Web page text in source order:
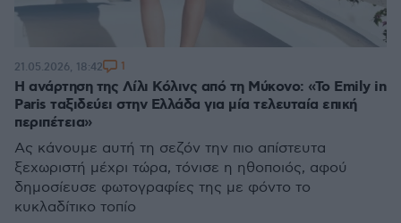
Η ανάρτηση της Λίλι Κόλινς από τη Μύκονο: «Το Emily in
Paris ταξιδεύει στην Ελλάδα για μία τελευταία επική
περιπέτεια»
Ας κάνουμε αυτή τη σεζόν την πιο απίστευτα
ξεχωριστή μέχρι τώρα, τόνισε η ηθοποιός, αφού
δημοσίευσε φωτογραφίες της με φόντο το
κυκλαδίτικο τοπίο
21.05.2026, 18:42 1